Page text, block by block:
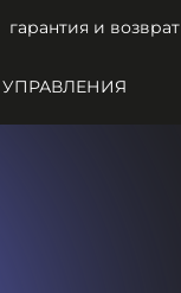
гарантия и возврат